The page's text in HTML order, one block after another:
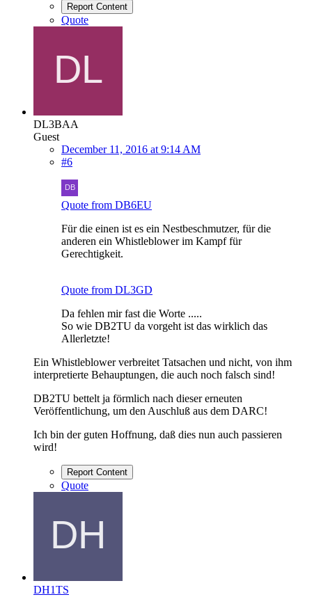
Report Content
Quote
DL3BAA
Guest
December 11, 2016 at 9:14 AM
#6
Quote from DB6EU
Für die einen ist es ein Nestbeschmutzer, für die
anderen ein Whistleblower im Kampf für
Gerechtigkeit.
Quote from DL3GD
Da fehlen mir fast die Worte .....
So wie DB2TU da vorgeht ist das wirklich das
Allerletzte!
Ein Whistleblower verbreitet Tatsachen und nicht, von ihm
interpretierte Behauptungen, die auch noch falsch sind!
DB2TU bettelt ja förmlich nach dieser erneuten
Veröffentlichung, um den Auschluß aus dem DARC!
Ich bin der guten Hoffnung, daß dies nun auch passieren
wird!
Report Content
Quote
DH1TS